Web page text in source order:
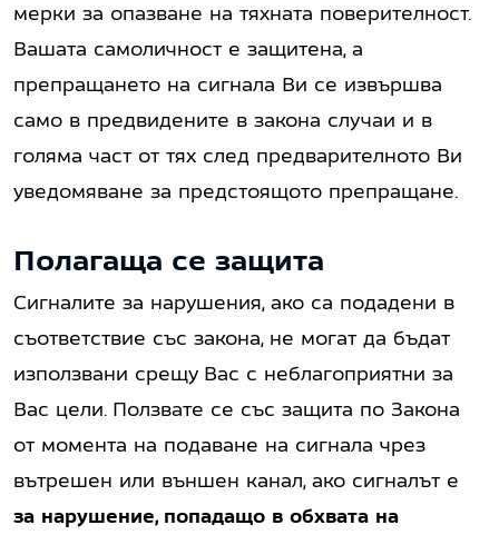
мерки за опазване на тяхната поверителност.
Вашата самоличност е защитена, а
препращането на сигнала Ви се извършва
само в предвидените в закона случаи и в
голяма част от тях след предварителното Ви
уведомяване за предстоящото препращане.
Полагаща се защита
Сигналите за нарушения, ако са подадени в
съответствие със закона, не могат да бъдат
използвани срещу Вас с неблагоприятни за
Вас цели. Ползвате се със защита по Закона
от момента на подаване на сигнала чрез
вътрешен или външен канал, ако сигналът е
за нарушение, попадащо в обхвата на